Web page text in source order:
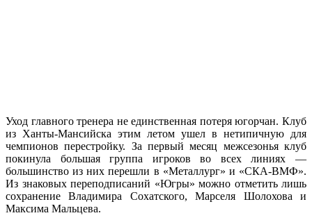
Уход главного тренера не единственная потеря югорчан. Клуб
из Ханты-Мансийска этим летом ушел в нетипичную для
чемпионов перестройку. За первый месяц межсезонья клуб
покинула большая группа игроков во всех линиях —
большинство из них перешли в «Металлург» и «СКА-ВМФ».
Из знаковых переподписаний «Югры» можно отметить лишь
сохранение Владимира Сохатского, Марселя Шолохова и
Максима Мальцева.